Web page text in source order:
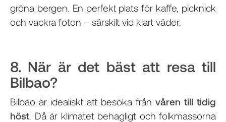
gröna bergen. En perfekt plats för kaffe, picknick
och vackra foton – särskilt vid klart väder.
8. När är det bäst att resa till
Bilbao?
Bilbao är idealiskt att besöka från våren till tidig
höst. Då är klimatet behagligt och folkmassorna